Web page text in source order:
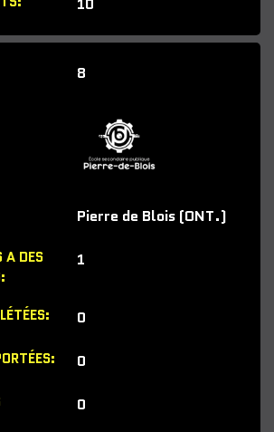
8
Pierre de Blois (ONT.)
1
0
0
0